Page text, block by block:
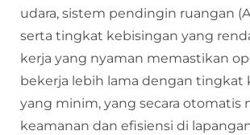
udara, sistem pendingin ruangan
serta tingkat kebisingan yang
kerja yang nyaman memastikan
bekerja lebih lama dengan tingkat
yang minim, yang secara otomatis
keamanan dan efisiensi di